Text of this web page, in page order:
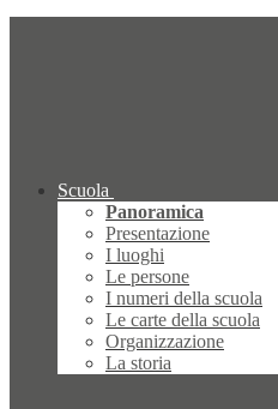
Scuola
Panoramica
Presentazione
I luoghi
Le persone
I numeri della scuola
Le carte della scuola
Organizzazione
La storia